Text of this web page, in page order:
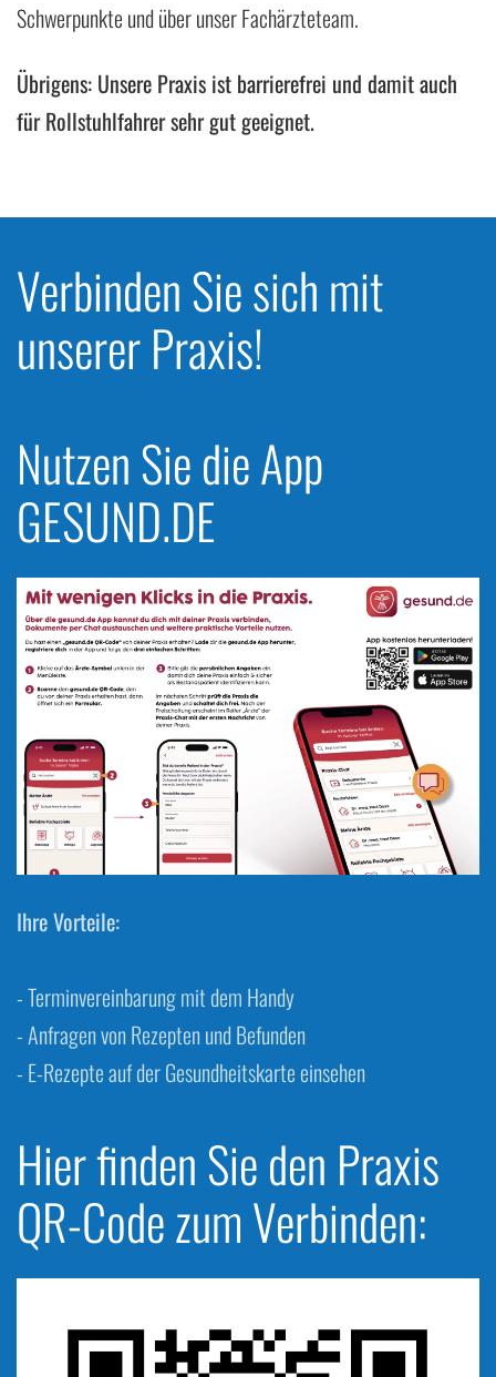
Schwerpunkte und über unser Fachärzteteam.
Übrigens: Unsere Praxis ist barrierefrei und damit auch
für Rollstuhlfahrer sehr gut geeignet.
Verbinden Sie sich mit
unserer Praxis!
Nutzen Sie die App
GESUND.DE
Ihre Vorteile:
- Terminvereinbarung mit dem Handy
- Anfragen von Rezepten und Befunden
- E-Rezepte auf der Gesundheitskarte einsehen
Hier finden Sie den Praxis
QR-Code zum Verbinden: